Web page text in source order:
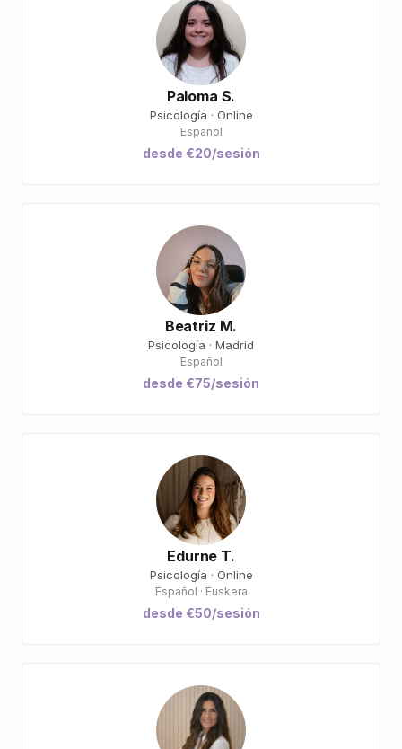
Paloma S.
Psicología · Online
Español
desde €20/sesión
Beatriz M.
Psicología · Madrid
Español
desde €75/sesión
Edurne T.
Psicología · Online
Español · Euskera
desde €50/sesión